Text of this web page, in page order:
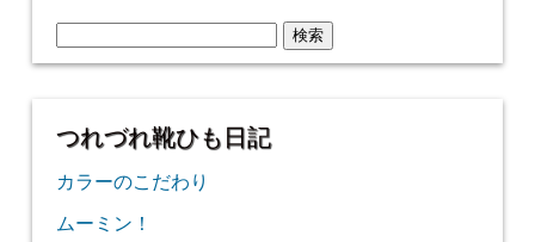
索:
つれづれ靴ひも日記
カラーのこだわり
ムーミン！